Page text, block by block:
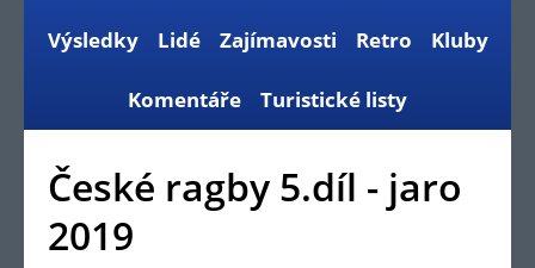
Výsledky Lidé Zajímavosti Retro Kluby
Komentáře Turistické listy
České ragby 5.díl - jaro
2019